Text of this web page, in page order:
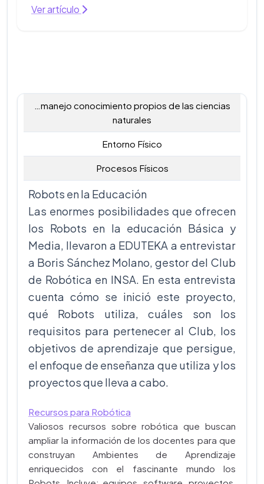
Ver artículo
…manejo conocimiento propios de las ciencias
naturales
Entorno Físico
Procesos Físicos
Robots en la Educación
Las enormes posibilidades que ofrecen
los Robots en la educación Básica y
Media, llevaron a EDUTEKA a entrevistar
a Boris Sánchez Molano, gestor del Club
de Robótica en INSA. En esta entrevista
cuenta cómo se inició este proyecto,
qué Robots utiliza, cuáles son los
requisitos para pertenecer al Club, los
objetivos de aprendizaje que persigue,
el enfoque de enseñanza que utiliza y los
proyectos que lleva a cabo.
Recursos para Robótica
Valiosos recursos sobre robótica que buscan
ampliar la información de los docentes para que
construyan Ambientes de Aprendizaje
enriquecidos con el fascinante mundo los